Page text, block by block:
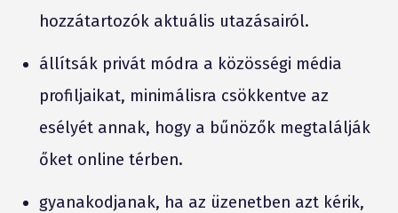
hozzátartozók aktuális utazásairól.
állítsák privát módra a közösségi média
profiljaikat, minimálisra csökkentve az
esélyét annak, hogy a bűnözők megtalálják
őket online térben.
gyanakodjanak, ha az üzenetben azt kérik,